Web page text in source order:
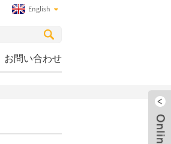
English
お問い合わせ